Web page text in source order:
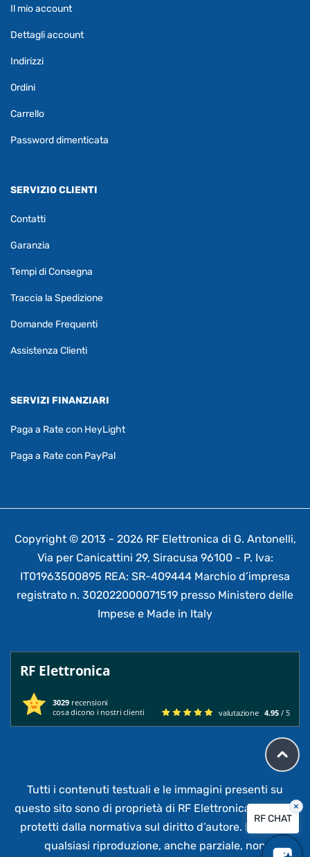
Il mio account
Dettagli account
Indirizzi
Ordini
Carrello
Password dimenticata
SERVIZIO CLIENTI
Contatti
Garanzia
Tempi di Consegna
Traccia la Spedizione
Domande Frequenti
Assistenza Clienti
SERVIZI FINANZIARI
Paga a Rate con HeyLight
Paga a Rate con PayPal
Copyright © 2013 - 2026 RF Elettronica di G. Antonelli,
Via per Canicattini 29, Siracusa 96100 - P. Iva:
IT01963500895 REA: SR-409444 Marchio d’impresa
registrato n. 302022000071519 presso Ministero delle
Impese e Made in Italy
RF Elettronica
3029 recensioni
cosa dicono i nostri clienti
valutazione 4.95 / 5
Tutti i contenuti testuali e le immagini presenti su
questo sito sono di proprietà di RF Elettronica®e sono
protetti dalla normativa sul diritto d’autore. È vietata
qualsiasi riproduzione, anche parziale, non
RF CHAT
×